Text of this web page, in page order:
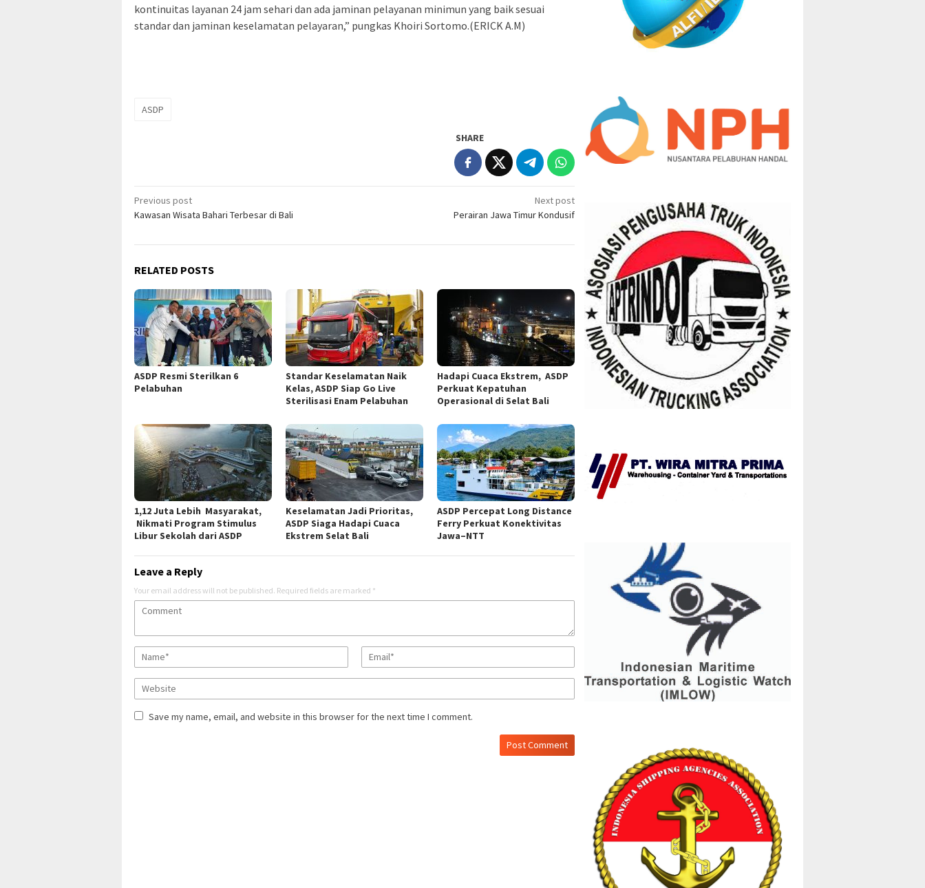
kontinuitas layanan 24 jam sehari dan ada jaminan pelayanan minimun yang baik sesuai
standar dan jaminan keselamatan pelayaran,” pungkas Khoiri Sortomo.(ERICK A.M)
ASDP
SHARE
Post
navigation
Previous post
Kawasan Wisata Bahari Terbesar di Bali
Next post
Perairan Jawa Timur Kondusif
RELATED POSTS
ASDP Resmi Sterilkan 6
Pelabuhan
Standar Keselamatan Naik
Kelas, ASDP Siap Go Live
Sterilisasi Enam Pelabuhan
Hadapi Cuaca Ekstrem, ASDP
Perkuat Kepatuhan
Operasional di Selat Bali
1,12 Juta Lebih Masyarakat,
Nikmati Program Stimulus
Libur Sekolah dari ASDP
Keselamatan Jadi Prioritas,
ASDP Siaga Hadapi Cuaca
Ekstrem Selat Bali
ASDP Percepat Long Distance
Ferry Perkuat Konektivitas
Jawa–NTT
Leave a Reply
Your email address will not be published. Required fields are marked *
Save my name, email, and website in this browser for the next time I comment.